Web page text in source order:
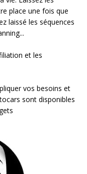
place une fois que
laissé les séquences
et les
vos besoins et
sont disponibles